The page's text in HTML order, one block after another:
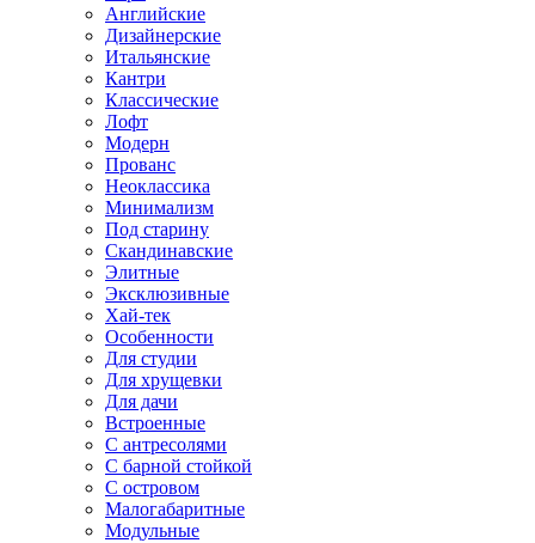
Английские
Дизайнерские
Итальянские
Кантри
Классические
Лофт
Модерн
Прованс
Неоклассика
Минимализм
Под старину
Скандинавские
Элитные
Эксклюзивные
Хай-тек
Особенности
Для студии
Для хрущевки
Для дачи
Встроенные
С антресолями
С барной стойкой
С островом
Малогабаритные
Модульные